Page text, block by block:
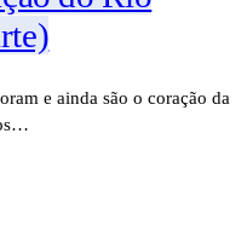
e ainda são o coração da